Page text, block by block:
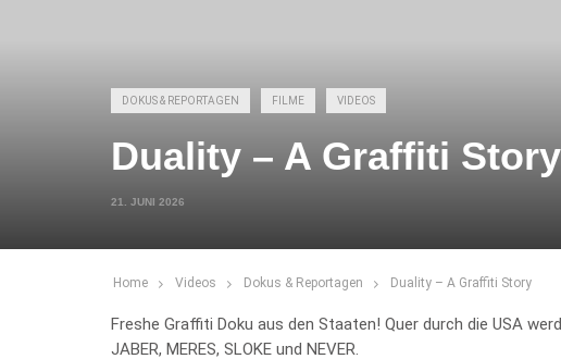
DOKUS & REPORTAGEN FILME VIDEOS
Duality – A Graffiti Story
21. JUNI 2026
Home Videos Dokus & Reportagen Duality – A Graffiti Story
Freshe Graffiti Doku aus den Staaten! Quer durch die USA
JABER, MERES, SLOKE und NEVER.